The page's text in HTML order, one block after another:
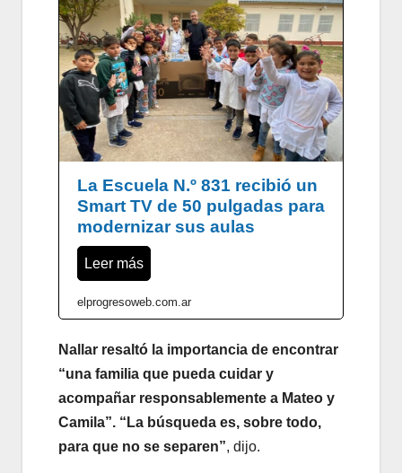
La Escuela N.º 831 recibió un
Smart TV de 50 pulgadas para
modernizar sus aulas
Leer más
elprogresoweb.com.ar
Nallar resaltó la importancia de encontrar
“una familia que pueda cuidar y
acompañar responsablemente a Mateo y
Camila”. “La búsqueda es, sobre todo,
para que no se separen”, dijo.